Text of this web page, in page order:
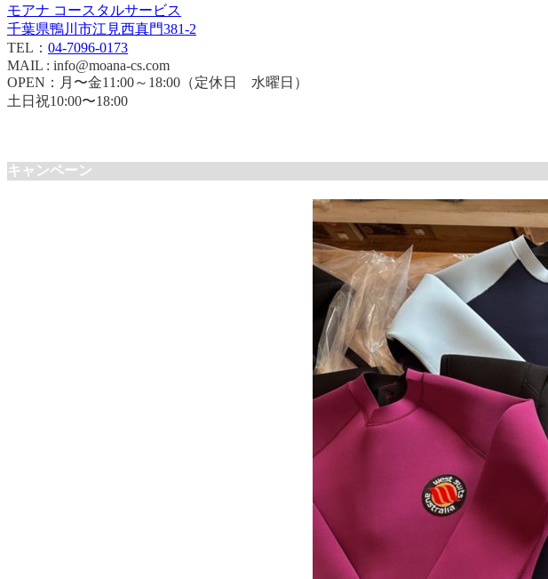
モアナ コースタルサービス
千葉県鴨川市江見西真門381-2
TEL： 04-7096-0173
MAIL : info@moana-cs.com
OPEN：月〜金11:00～18:00（定休日 水曜日）
土日祝10:00〜18:00
キャンペーン